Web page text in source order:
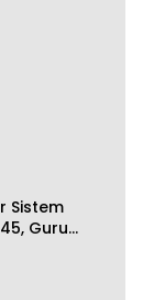
Sistem
Guru
Persen